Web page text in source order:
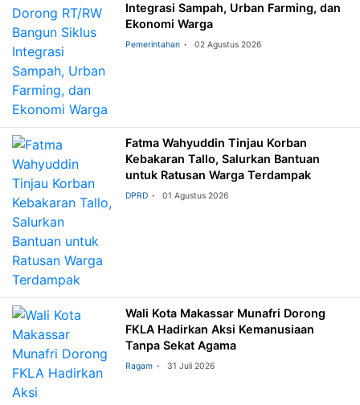
Integrasi Sampah, Urban Farming, dan
Ekonomi Warga
Pemerintahan 02 Agustus 2026
Fatma Wahyuddin Tinjau Korban
Kebakaran Tallo, Salurkan Bantuan
untuk Ratusan Warga Terdampak
DPRD 01 Agustus 2026
Wali Kota Makassar Munafri Dorong
FKLA Hadirkan Aksi Kemanusiaan
Tanpa Sekat Agama
Ragam 31 Juli 2026